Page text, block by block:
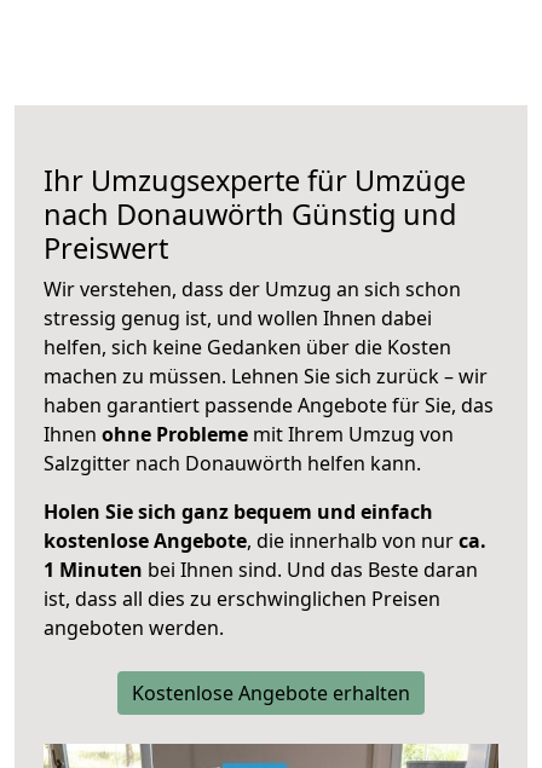
Ihr Umzugsexperte für Umzüge
nach Donauwörth Günstig und
Preiswert
Wir verstehen, dass der Umzug an sich schon
stressig genug ist, und wollen Ihnen dabei
helfen, sich keine Gedanken über die Kosten
machen zu müssen. Lehnen Sie sich zurück – wir
haben garantiert passende Angebote für Sie, das
Ihnen ohne Probleme mit Ihrem Umzug von
Salzgitter nach Donauwörth helfen kann.
Holen Sie sich ganz bequem und einfach
kostenlose Angebote, die innerhalb von nurca.
1 Minuten bei Ihnen sind. Und das Beste daran
ist, dass all dies zu erschwinglichen Preisen
angeboten werden.
Kostenlose Angebote erhalten